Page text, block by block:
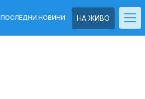
НА ЖИВО
ПОСЛЕДНИ НОВИНИ